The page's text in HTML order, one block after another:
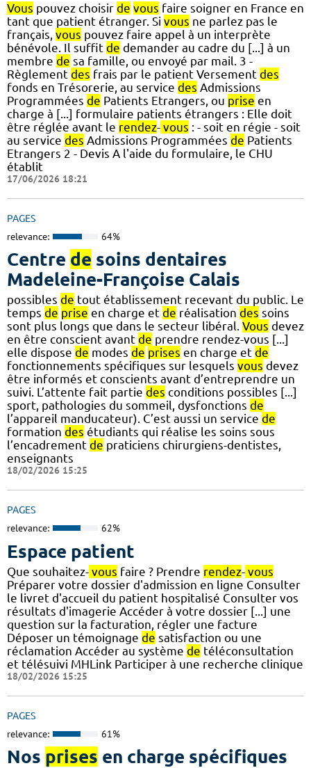
Vous pouvez choisir de vous faire soigner en France en
tant que patient étranger. Si vous ne parlez pas le
français, vous pouvez faire appel à un interprète
bénévole. Il suffit de demander au cadre du [...] à un
membre de sa famille, ou envoyé par mail. 3 -
Règlement des frais par le patient Versement des
fonds en Trésorerie, au service des Admissions
Programmées de Patients Etrangers, ou prise en
charge à [...] formulaire patients étrangers : Elle doit
être réglée avant le rendez- vous : - soit en régie - soit
au service des Admissions Programmées de Patients
Etrangers 2 - Devis A l'aide du formulaire, le CHU
établit
17/06/2026 18:21
PAGES
relevance: 64%
Centre de soins dentaires
Madeleine-Françoise Calais
possibles de tout établissement recevant du public. Le
temps de prise en charge et de réalisation des soins
sont plus longs que dans le secteur libéral. Vous devez
en être conscient avant de prendre rendez-vous [...]
elle dispose de modes de prises en charge et de
fonctionnements spécifiques sur lesquels vous devez
être informés et conscients avant d’entreprendre un
suivi. L’attente fait partie des conditions possibles [...]
sport, pathologies du sommeil, dysfonctions de
l’appareil manducateur). C’est aussi un service de
formation des étudiants qui réalise les soins sous
l’encadrement de praticiens chirurgiens-dentistes,
enseignants
18/02/2026 15:25
PAGES
relevance: 62%
Espace patient
Que souhaitez- vous faire ? Prendre rendez- vous
Préparer votre dossier d'admission en ligne Consulter
le livret d'accueil du patient hospitalisé Consulter vos
résultats d'imagerie Accéder à votre dossier [...] une
question sur la facturation, régler une facture
Déposer un témoignage de satisfaction ou une
réclamation Accéder au système de téléconsultation
et télésuivi MHLink Participer à une recherche clinique
18/02/2026 15:25
PAGES
relevance: 61%
Nos prises en charge spécifiques